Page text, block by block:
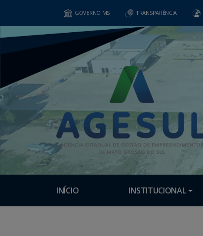
GOVERNO MS TRANSPARÊNCIA
INÍCIO INSTITUCIONAL